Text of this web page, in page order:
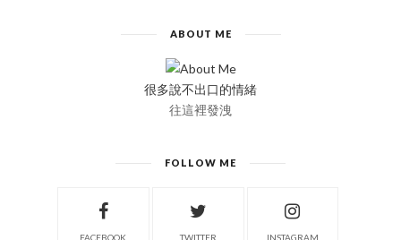
ABOUT ME
很多說不出口的情緒
往這裡發洩
FOLLOW ME
FACEBOOK TWITTER INSTAGRAM